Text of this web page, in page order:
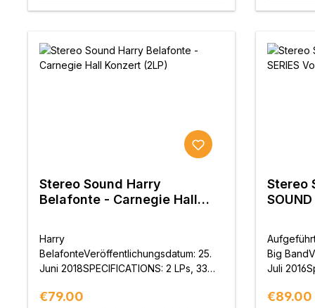
Stereo Sound Harry
Belafonte - Carnegie Hall
Harry
BelafonteVeröffentlichungsdatum: 25.
Juni 2018SPECIFICATIONS: 2 LPs, 33
Songtexten und zweisprachiger
Regular price:
€79.00
Stereo
SOUND
Big
Juli
erwartete
Regular
€89.00